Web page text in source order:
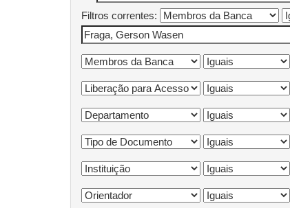
Filtros correntes: